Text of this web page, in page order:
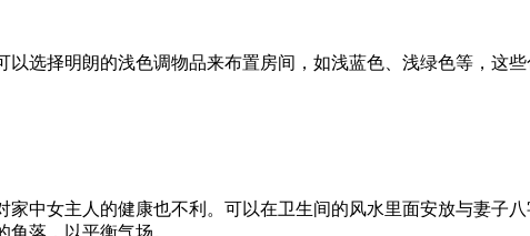
选择明朗的浅色调物品来布置房间，如浅蓝色、浅绿色等，这
中女主人的健康也不利。可以在卫生间的风水里面安放与妻子
落，以平衡气场。